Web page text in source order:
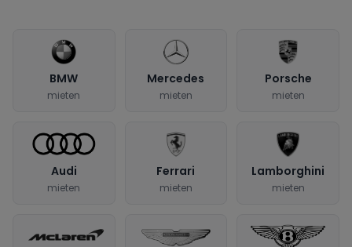
BMW
mieten
Mercedes
mieten
Porsche
mieten
Audi
mieten
Ferrari
mieten
Lamborghini
mieten